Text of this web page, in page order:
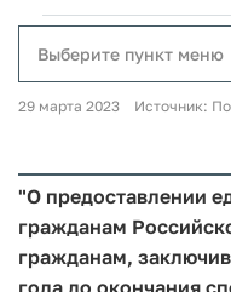
Выберите пункт меню
29 марта 2023 Источник:
"О предоставлении
гражданам
гражданам,
года до окончания